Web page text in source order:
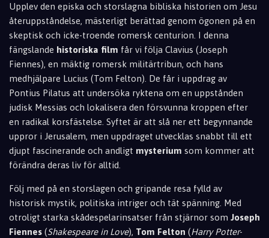
Upplev den episka och storslagna bibliska historien om Jesu
återuppståndelse, mästerligt berättad genom ögonen på en
skeptisk och icke-troende romersk centurion. I denna
fängslande historiska film får vi följa Clavius (Joseph
Fiennes), en mäktig romersk militärtribun, och hans
medhjälpare Lucius (Tom Felton). De får i uppdrag av
Pontius Pilatus att undersöka ryktena om en uppstånden
judisk Messias och lokalisera den försvunna kroppen efter
en radikal korsfästelse. Syftet är att slå ner ett begynnande
uppror i Jerusalem, men uppdraget utvecklas snabbt till ett
djupt fascinerande och andligt mysterium som kommer att
förändra deras liv för alltid.
Följ med på en storslagen och gripande resa fylld av
historisk mystik, politiska intriger och tät spänning. Med
otroligt starka skådespelarinsatser från stjärnor som Joseph
Fiennes (Shakespeare in Love), Tom Felton (Harry Potter-